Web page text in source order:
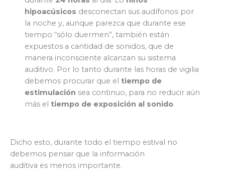
hipoacúsicos desconectan sus audífonos por
la noche y, aunque parezca que durante ese
tiempo “sólo duermen”, también están
expuestos a cantidad de sonidos, que de
manera inconsciente alcanzan su sistema
auditivo. Por lo tanto durante las horas de vigilia
debemos procurar que eltiempo de
estimulación sea continuo, para no reducir aún
más eltiempo de exposición al sonido.
Dicho esto, durante todo el tiempo estival no
debemos pensar que la información
auditiva es menos importante.